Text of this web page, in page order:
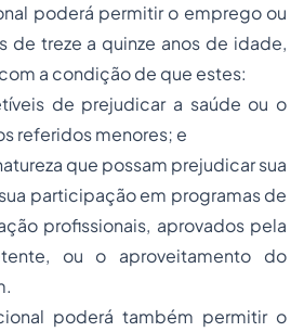
poderá permitir o emprego ou
de treze a quinze anos de idade,
a condição de que estes:
de prejudicar a saúde ou o
referidos menores; e
que possam prejudicar sua
participação em programas de
profissionais, aprovados pela
ou o aproveitamento do
poderá também permitir o